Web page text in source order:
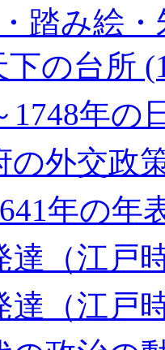
踏み絵
の台所
1748年の
の外交政
年の年
達（江戸
達（江戸